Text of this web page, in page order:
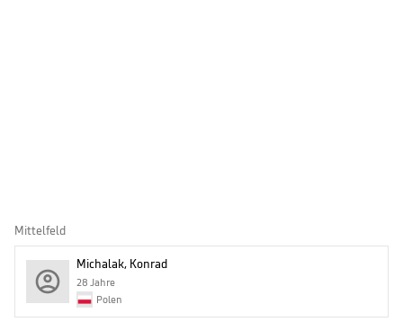
Mittelfeld
Michalak, Konrad
28 Jahre
Polen